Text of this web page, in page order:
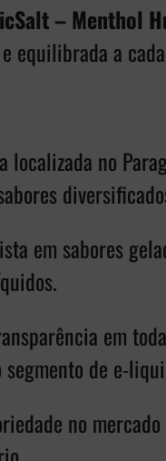
– Menthol
equilibrada a
localizada no
em sabores
em
de e-
no